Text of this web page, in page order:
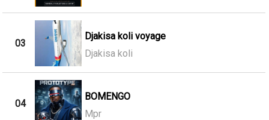
03
Djakisa koli voyage
Djakisa koli
04
BOMENGO
Mpr